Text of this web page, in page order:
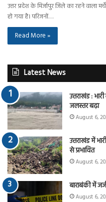
उत्तर प्रदेश के मिर्जापुर जिले का रहने वाला
हो गया है। परिजनों…
Read More »
Latest News
उत्तराखंड :
जलस्तर बढ़ा
August 6,
उत्तराखंड में
से प्रभावित
August 6,
बाराबंकी में
August 6,